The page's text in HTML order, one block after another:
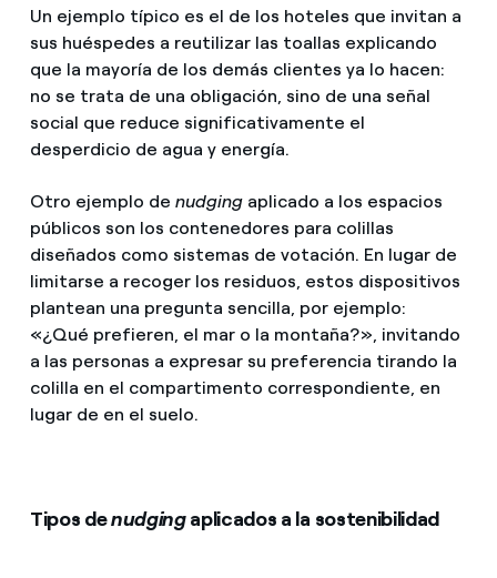
Un ejemplo típico es el de los hoteles que invitan a
sus huéspedes a reutilizar las toallas explicando
que la mayoría de los demás clientes ya lo hacen:
no se trata de una obligación, sino de una señal
social que reduce significativamente el
desperdicio de agua y energía.
Otro ejemplo de nudgingaplicado a los espacios
públicos son los contenedores para colillas
diseñados como sistemas de votación. En lugar de
limitarse a recoger los residuos, estos dispositivos
plantean una pregunta sencilla, por ejemplo:
«¿Qué prefieren, el mar o la montaña?», invitando
a las personas a expresar su preferencia tirando la
colilla en el compartimento correspondiente, en
lugar de en el suelo.
Tipos denudgingaplicados a la sostenibilidad